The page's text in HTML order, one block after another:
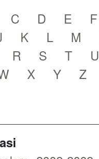
C D E F
K L M
R S T U
X Y Z